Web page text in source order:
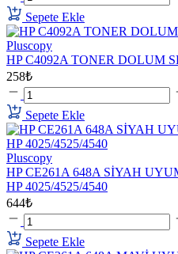
Sepete Ekle
Pluscopy
HP C4092A TONER DOLUM
258₺
Sepete Ekle
Pluscopy
HP CE261A 648A SİYAH
HP 4025/4525/4540
644₺
Sepete Ekle